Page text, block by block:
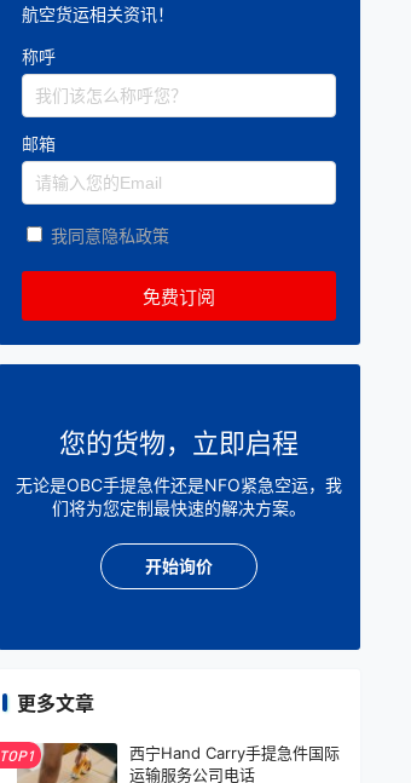
航空货运相关资讯！
称呼
邮箱
我同意隐私政策
您的货物，立即启程
无论是OBC手提急件还是NFO紧急空运，我
们将为您定制最快速的解决方案。
开始询价
更多文章
TOP1
西宁Hand Carry手提急件国际
运输服务公司电话